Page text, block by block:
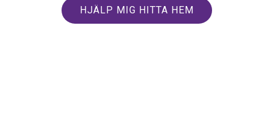
HJÄLP MIG HITTA HEM